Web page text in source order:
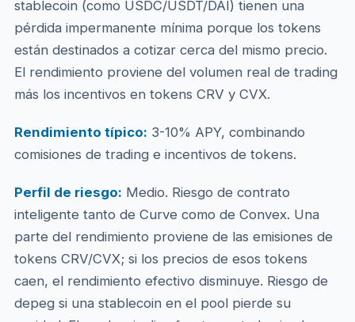
stablecoin (como USDC/USDT/DAI) tienen una
pérdida impermanente mínima porque los tokens
están destinados a cotizar cerca del mismo precio.
El rendimiento proviene del volumen real de trading
más los incentivos en tokens CRV y CVX.
Rendimiento típico: 3-10% APY, combinando
comisiones de trading e incentivos de tokens.
Perfil de riesgo: Medio. Riesgo de contrato
inteligente tanto de Curve como de Convex. Una
parte del rendimiento proviene de las emisiones de
tokens CRV/CVX; si los precios de esos tokens
caen, el rendimiento efectivo disminuye. Riesgo de
depeg si una stablecoin en el pool pierde su